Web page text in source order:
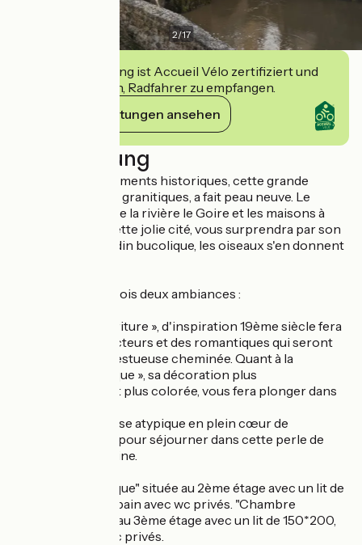
2/17
Diese Einrichtung ist Accueil Vélo zertifiziert und
verpflichtet sich, Radfahrer zu empfangen.
Ihre Verpflichtungen ansehen
Beschreibung
Inscrite aux Monuments historiques, cette grande
bâtisse en pierres granitiques, a fait peau neuve. Le
Manoir, blotti entre la rivière le Goire et les maisons à
pans de bois de cette jolie cité, vous surprendra par son
calme. Dans le jardin bucolique, les oiseaux s'en donnent
Trois chambres trois deux ambiances :
« la chambre d'écriture », d'inspiration 19ème siècle fera
le bonheur des lecteurs et des romantiques qui seront
éblouis par la majestueuse cheminée. Quant à la
chambre « artistique », sa décoration plus
contemporaine et plus colorée, vous fera plonger dans
En bref, une adresse atypique en plein cœur de
Confolens, idéale pour séjourner dans cette perle de
Charente Limousine.
"Chambre Artistique" située au 2ème étage avec un lit de
160*200, salle de bain avec wc privés. "Chambre
d'Ecriture" située au 3ème étage avec un lit de 150*200,
salle d'eau avec wc privés.